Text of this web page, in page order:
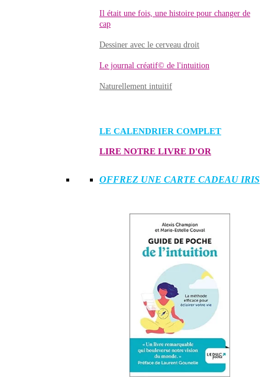
Il était une fois, une histoire pour changer de
cap
Dessiner avec le cerveau droit
Le journal créatif© de l'intuition
Naturellement intuitif
LE CALENDRIER COMPLET
LIRE NOTRE LIVRE D'OR
OFFREZ UNE CARTE CADEAU IRIS